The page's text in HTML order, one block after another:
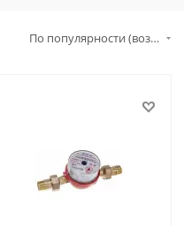
По популярности (возрастание)